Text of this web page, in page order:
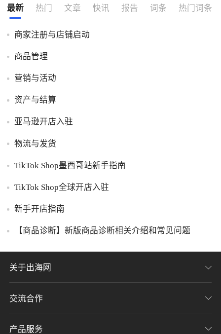
最新 热门 文章 快讯 报告 词条 热门词条
商家注册与店铺启动
商品管理
营销与活动
资产与结算
亚马逊开店入驻
物流与发货
TikTok Shop墨西哥站新手指南
TikTok Shop全球开店入驻
新手开店指南
【商品诊断】新版商品诊断相关介绍和常见问题
关于出海网
关于我们
加入我们
交流合作
产品服务